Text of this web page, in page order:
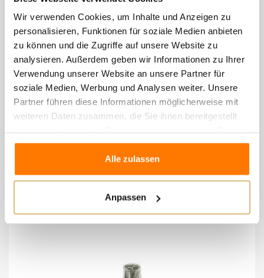
Wir verwenden Cookies, um Inhalte und Anzeigen zu
personalisieren, Funktionen für soziale Medien anbieten
zu können und die Zugriffe auf unsere Website zu
analysieren. Außerdem geben wir Informationen zu Ihrer
Verwendung unserer Website an unsere Partner für
soziale Medien, Werbung und Analysen weiter. Unsere
Partner führen diese Informationen möglicherweise mit
weiteren Daten zusammen, die Sie ihnen bereitgestellt
gesammelt haben.
Alle zulassen
Anpassen
VALTENESI CAMPEI
Riviera del Garda Classico Doc
Groppello 50%, Barbera 20%, Sangiovese 20%,
Rebo 10%
Komplexer, raffinierter und konzentrierter Wein.
Er reift in Tonneaux und wird zwei Jahre nach der
Ernte abgefüllt. Barbera und Sangiovese garantieren
8 andere Artikel in der